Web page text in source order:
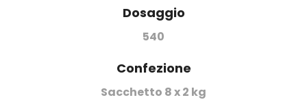
Dosaggio
540
Confezione
Sacchetto 8 x 2 kg